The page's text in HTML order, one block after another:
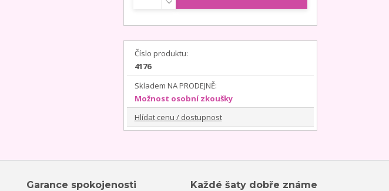
Číslo produktu:
4176
Skladem NA PRODEJNĚ:
Možnost osobní zkoušky
Hlídat cenu / dostupnost
Garance spokojenosti
Každé šaty dobře známe